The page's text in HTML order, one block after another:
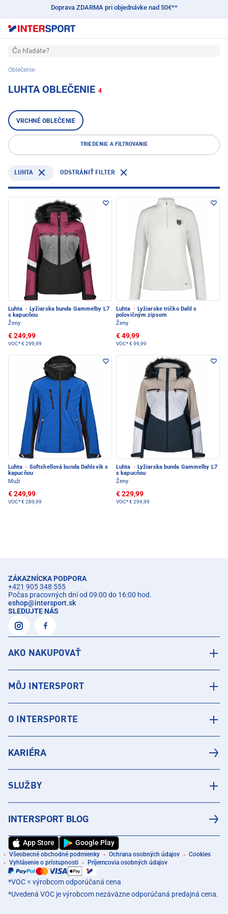
Doprava ZDARMA pri objednávke nad 50€**
Čo hľadáte?
Oblečenie
LUHTA OBLEČENIE 4
VRCHNÉ OBLEČENIE
TRIEDENIE A FILTROVANIE
LUHTA ODSTRÁNIŤ FILTER
Luhta · Lyžiarska bunda Gammelby L7
s kapucňou
Ženy
€ 249,99
VOC*€ 299,99
Luhta · Lyžiarske tričko Dahl s
polovičným zipsom
Ženy
€ 49,99
VOC*€ 99,99
Luhta · Softshellová bunda Dahlsvik s
kapucňou
Muži
€ 249,99
VOC*€ 289,99
Luhta · Lyžiarska bunda Gammelby L7
s kapucňou
Ženy
€ 229,99
VOC*€ 299,99
ZÁKAZNÍCKA PODPORA
+421 905 348 555
Počas pracovných dní od 09:00 do 16:00 hod.
eshop@intersport.sk
SLEDUJTE NÁS
AKO NAKUPOVAŤ
MÔJ INTERSPORT
O INTERSPORTE
KARIÉRA
SLUŽBY
INTERSPORT BLOG
App Store Google Play
Všeobecné obchodné podmienky Ochrana osobných údajov
Cookies
Vyhlásenie o prístupnosti
Príjemcovia osobných údajov
*VOC = výrobcom odporúčaná cena
*Uvedená VOC je výrobcom nezáväzne odporúčaná predajná cena.